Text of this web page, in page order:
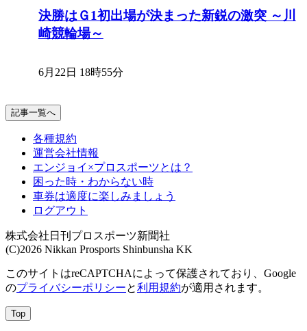
決勝はＧ1初出場が決まった新鋭の激突 ～川
崎競輪場～
6月22日 18時55分
記事一覧へ
各種規約
運営会社情報
エンジョイ×プロスポーツとは？
困った時・わからない時
車券は適度に楽しみましょう
ログアウト
株式会社日刊プロスポーツ新聞社
(C)2026 Nikkan Prosports Shinbunsha KK
このサイトはreCAPTCHAによって保護されており、Google
のプライバシーポリシーと利用規約が適用されます。
Top